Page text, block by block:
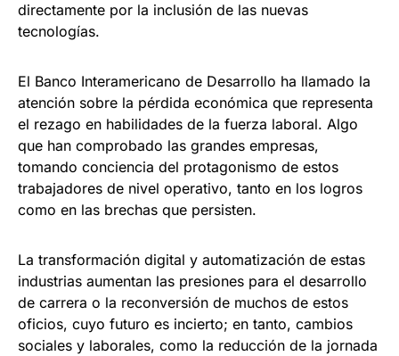
directamente por la inclusión de las nuevas
tecnologías.
El Banco Interamericano de Desarrollo ha llamado la
atención sobre la pérdida económica que representa
el rezago en habilidades de la fuerza laboral. Algo
que han comprobado las grandes empresas,
tomando conciencia del protagonismo de estos
trabajadores de nivel operativo, tanto en los logros
como en las brechas que persisten.
La transformación digital y automatización de estas
industrias aumentan las presiones para el desarrollo
de carrera o la reconversión de muchos de estos
oficios, cuyo futuro es incierto; en tanto, cambios
sociales y laborales, como la reducción de la jornada